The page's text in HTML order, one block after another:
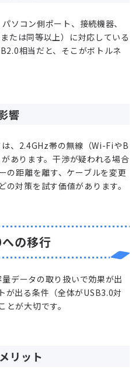
ソコン側ポート、接続機器、
たは同等以上）に対応している
相当だと、そこがボトルネ
響
、2.4GHz帯の無線（Wi-FiやB
あります。干渉が疑われる場合
の距離を離す、ケーブルを変更
対策を試す価値があります。
の移行
データの取り扱いで効果が出
が出る条件（全体がUSB3.0対
が大切です。
リット